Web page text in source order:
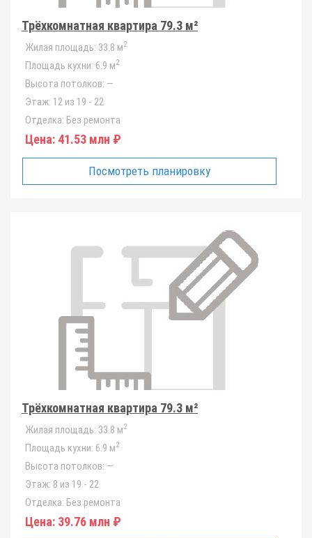
Трёхкомнатная квартира 79.3 м²
Жилая площадь: 33.8 м2
Площадь кухни: 6.9 м2
Высота потолков: —
Этаж: 12 из 19 - 22
Отделка: Без ремонта
Цена: 41.53 млн ₽
Посмотреть планировку
Трёхкомнатная квартира 79.3 м²
Жилая площадь: 33.8 м2
Площадь кухни: 6.9 м2
Высота потолков: —
Этаж: 8 из 19 - 22
Отделка: Без ремонта
Цена: 39.76 млн ₽